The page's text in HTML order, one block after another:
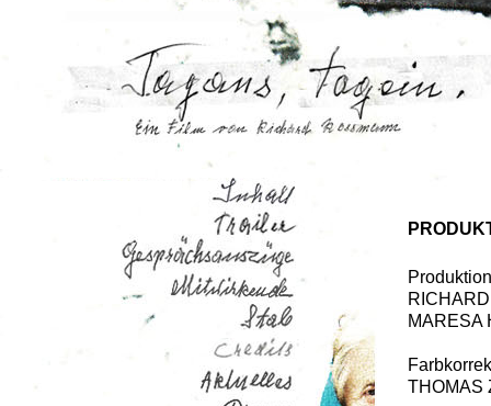
Kontakt
Pressemappe
Produktion
MARESA
THOMAS